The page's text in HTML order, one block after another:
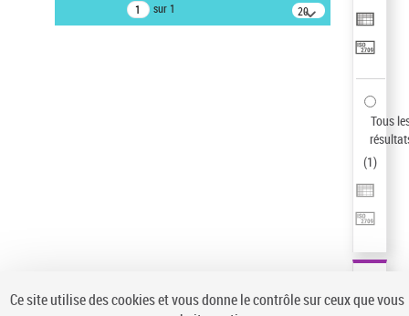
Type de notice d'autorité
sur 1
20
résultats/page
Tous
(1)
Ce site utilise des cookies et vous donne le contrôle sur ceux que vous